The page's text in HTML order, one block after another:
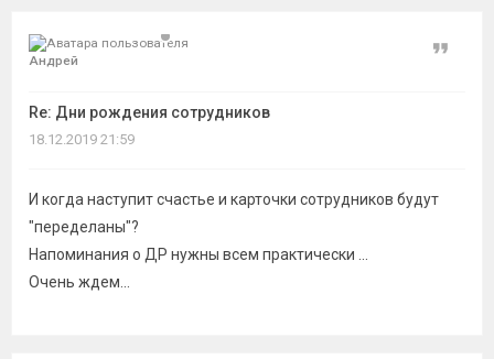
Андрей
Re: Дни рождения сотрудников
Цитата
18.12.2019 21:59
И когда наступит счастье и карточки сотрудников будут
"переделаны"?
Напоминания о ДР нужны всем практически ...
Очень ждем...